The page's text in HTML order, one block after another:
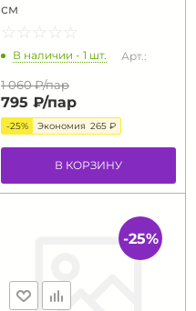
см
☆ ☆ ☆ ☆ ☆
★ ★ ★ ★ ★
В наличии - 1 шт. Арт.:
1 060 ₽/пар
795 ₽/пар
-25% Экономия 265 ₽
В КОРЗИНУ
-25%